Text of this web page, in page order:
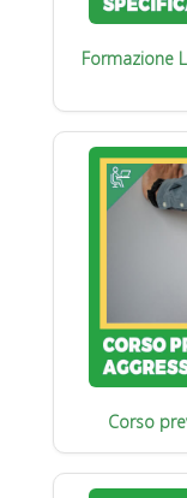
Formazione
Corso